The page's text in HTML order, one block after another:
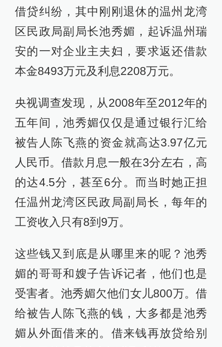
借贷纠纷，其中刚刚退休的温州龙湾
区民政局副局长池秀媚，起诉温州瑞
安的一对企业主夫妇，要求返还借款
本金8493万元及利息2208万元。
央视调查发现，从2008年至2012年的
五年间，池秀媚仅仅是通过银行汇给
被告人陈飞燕的资金就高达3.97亿元
人民币。借款月息一般在3分左右，高
的达4.5分，甚至6分。而当时她正担
任温州龙湾区民政局副局长，每年的
工资收入只有8到9万。
这些钱又到底是从哪里来的呢？池秀
媚的哥哥和嫂子告诉记者，他们也是
受害者。池秀媚欠他们女儿800万。借
给被告人陈飞燕的钱，大多都是池秀
媚从外面借来的。借来钱再放贷给别